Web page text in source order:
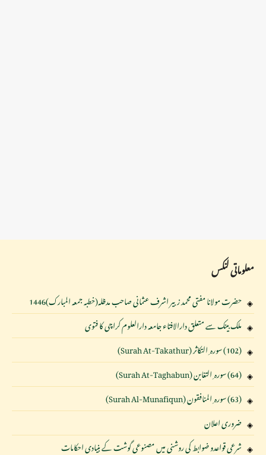
معلوماتی لنکس
حضرت مولانا مفتی محمد زبیر اشرف عثمانی صاحب مدظلہ(خطبہ جمعہ المبارک)1446
ملک بینک سے متعلق دارالافتاء جامعہ دارالعلوم کراچی کا فتوی
(102) سورہ ِ التکاثر (Surah At-Takathur)
(64) سورہ ِ التغابن (Surah At-Taghabun)
(63) سورہ ِ المنافقون (Surah Al-Munafiqun)
ضروری اعلان
شرعی قواعدو ضوابط کی روشنی میں مصنوعی گوشت کے بنیادی احکامات